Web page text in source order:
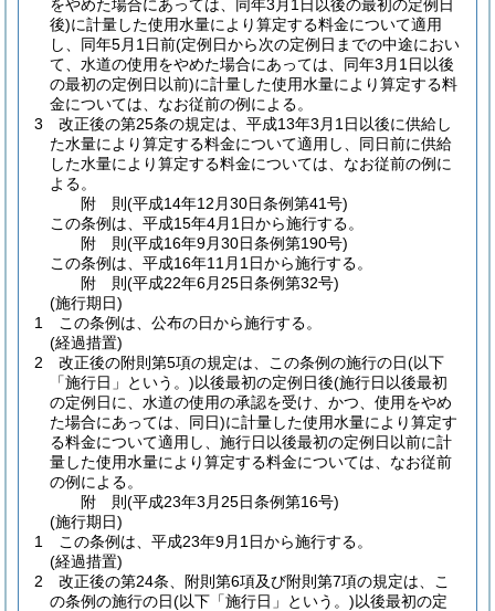
をやめた場合にあっては、同年3月1日以後の最初の定例日
後)に計量した使用水量により算定する料金について適用
し、同年5月1日前(定例日から次の定例日までの中途におい
て、水道の使用をやめた場合にあっては、同年3月1日以後
の最初の定例日以前)に計量した使用水量により算定する料
金については、なお従前の例による。
3
改正後の第25条の規定は、平成13年3月1日以後に供給し
た水量により算定する料金について適用し、同日前に供給
した水量により算定する料金については、なお従前の例に
よる。
附 則(平成14年12月30日条例第41号)
この条例は、平成15年4月1日から施行する。
附 則(平成16年9月30日条例第190号)
この条例は、平成16年11月1日から施行する。
附 則(平成22年6月25日条例第32号)
(施行期日)
1
この条例は、公布の日から施行する。
(経過措置)
2
改正後の附則第5項の規定は、この条例の施行の日(以下
「施行日」という。)以後最初の定例日後(施行日以後最初
の定例日に、水道の使用の承認を受け、かつ、使用をやめ
た場合にあっては、同日)に計量した使用水量により算定す
る料金について適用し、施行日以後最初の定例日以前に計
量した使用水量により算定する料金については、なお従前
の例による。
附 則(平成23年3月25日条例第16号)
(施行期日)
1
この条例は、平成23年9月1日から施行する。
(経過措置)
2
改正後の第24条、附則第6項及び附則第7項の規定は、こ
の条例の施行の日(以下「施行日」という。)以後最初の定